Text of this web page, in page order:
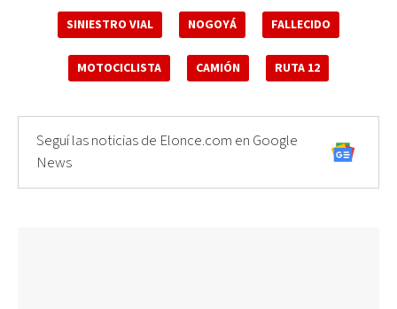
SINIESTRO VIAL NOGOYÁ FALLECIDO
MOTOCICLISTA CAMIÓN RUTA 12
Seguí las noticias de Elonce.com en Google
News